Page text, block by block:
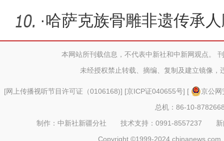
受浓浓年
·哈萨克族骨雕非遗传承
本网站所刊载信息，不代表中新社和中新网观点。
未经授权禁止转载、摘编、复制及建立镜像，
[网上传播视听节目许可证（0106168)] [京ICP证040655号] [
京公
总机：86-10-
制作：中新社新疆分社 技术支持：0991-8557237
Copyright ©1999-2024